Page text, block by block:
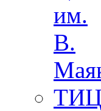
им.
В.
ТИЦ